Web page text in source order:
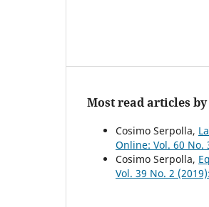
Most read articles
Cosimo Serpolla,
Online: Vol. 60 No.
Cosimo Serpolla,
Vol. 39 No. 2